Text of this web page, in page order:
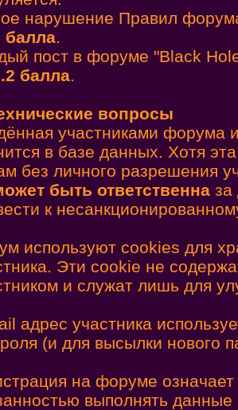
нарушение Правил
балла.
пост в форуме "Black
балла.
вопросы
участниками форума
в базе данных. Хотя
без личного разрешения
быть ответственна за
к
используют cookies для
Эти cookie не
и служат лишь для
адрес участника
(и для высылки нового
на форуме
выполнять